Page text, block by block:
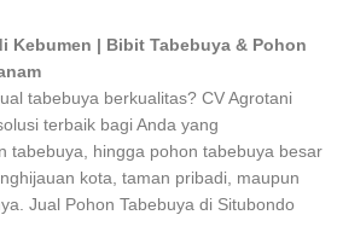
Kebumen | Bibit Tabebuya & Pohon
tabebuya berkualitas? CV Agrotani
terbaik bagi Anda yang
tabebuya, hingga pohon tabebuya besar
kota, taman pribadi, maupun
Jual Pohon Tabebuya di Situbondo